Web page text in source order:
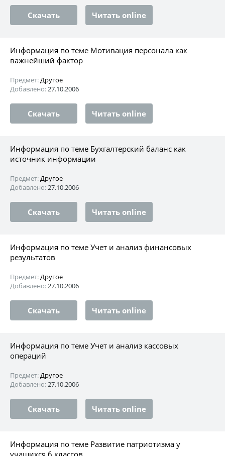
Скачать Читать online
Информация по теме Мотивация персонала как
важнейший фактор
Предмет:Другое
Добавлено:27.10.2006
Скачать Читать online
Информация по теме Бухгалтерский баланс как
источник информации
Предмет:Другое
Добавлено:27.10.2006
Скачать Читать online
Информация по теме Учет и анализ финансовых
результатов
Предмет:Другое
Добавлено:27.10.2006
Скачать Читать online
Информация по теме Учет и анализ кассовых
операций
Предмет:Другое
Добавлено:27.10.2006
Скачать Читать online
Информация по теме Развитие патриотизма у
учащихся 6 классов